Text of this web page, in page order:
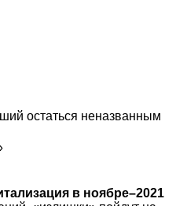
остаться неназванным
в ноябре–2021